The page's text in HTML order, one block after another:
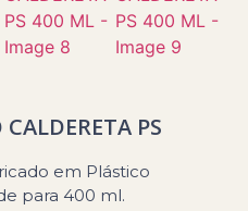
PS
em Plástico
para 400 ml.